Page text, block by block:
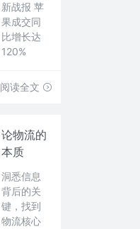
新战报 苹
果成交同
比增长达
120%
阅读全文
论物流的
本质
洞悉信息
背后的关
键，找到
物流核心